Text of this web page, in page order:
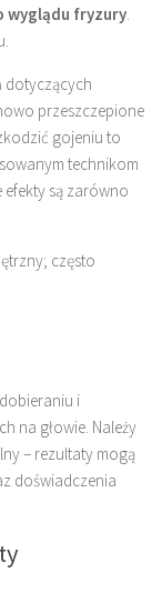
wyglądu fryzury.
dotyczących
przeszczepione
gojeniu to
technikom
efekty są zarówno
często
i
na głowie. Należy
– rezultaty mogą
doświadczenia